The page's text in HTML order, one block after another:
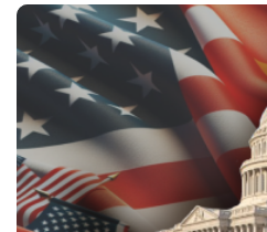
Utility
신문
고
홈
이용
약관
개인
정보
처리
방침